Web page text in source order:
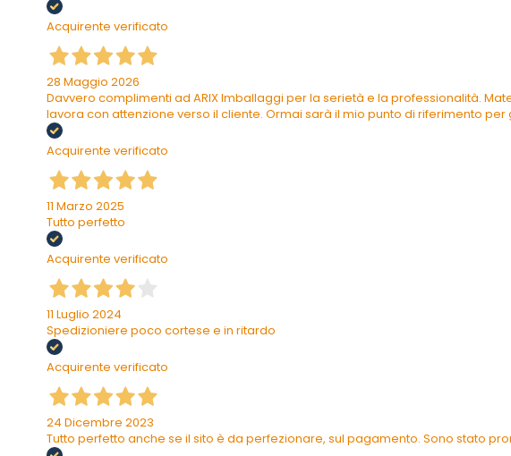
Acquirente verificato
28 Maggio 2026
Davvero complimenti ad ARIX Imballaggi per la serietà e la professionalità.
lavora con attenzione verso il cliente. Ormai sarà il mio punto di riferimento per
Acquirente verificato
11 Marzo 2025
Tutto perfetto
Acquirente verificato
11 Luglio 2024
Spedizioniere poco cortese e in ritardo
Acquirente verificato
24 Dicembre 2023
Tutto perfetto anche se il sito è da perfezionare, sul pagamento. Sono stato